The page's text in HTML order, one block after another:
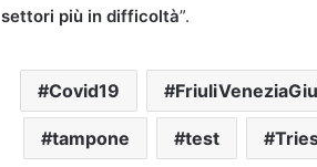
settori più in difficoltà”.
Covid19
tampone test